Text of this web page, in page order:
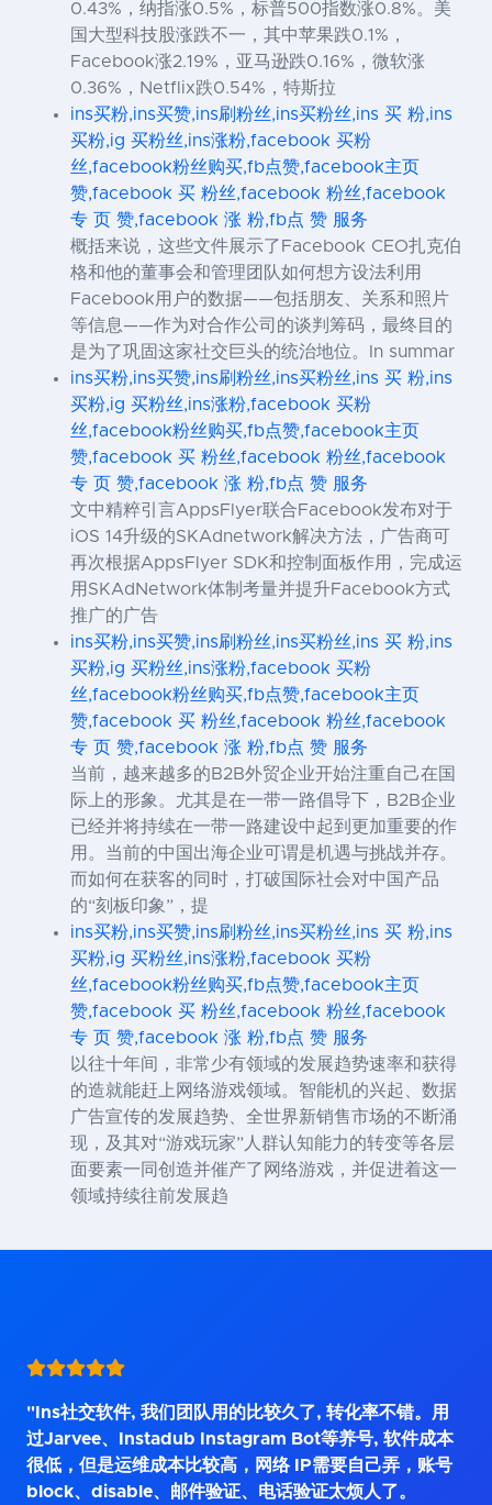
0.43%，纳指涨0.5%，标普500指数涨0.8%。美
国大型科技股涨跌不一，其中苹果跌0.1%，
Facebook涨2.19%，亚马逊跌0.16%，微软涨
0.36%，Netflix跌0.54%，特斯拉
ins买粉,ins买赞,ins刷粉丝,ins买粉丝,ins 买 粉,ins
买粉,ig 买粉丝,ins涨粉,facebook 买粉
丝,facebook粉丝购买,fb点赞,facebook主页
赞,facebook 买 粉丝,facebook 粉丝,facebook
专 页 赞,facebook 涨 粉,fb点 赞 服务
概括来说，这些文件展示了Facebook CEO扎克伯
格和他的董事会和管理团队如何想方设法利用
Facebook用户的数据——包括朋友、关系和照片
等信息——作为对合作公司的谈判筹码，最终目的
是为了巩固这家社交巨头的统治地位。In summar
ins买粉,ins买赞,ins刷粉丝,ins买粉丝,ins 买 粉,ins
买粉,ig 买粉丝,ins涨粉,facebook 买粉
丝,facebook粉丝购买,fb点赞,facebook主页
赞,facebook 买 粉丝,facebook 粉丝,facebook
专 页 赞,facebook 涨 粉,fb点 赞 服务
文中精粹引言AppsFlyer联合Facebook发布对于
iOS 14升级的SKAdnetwork解决方法，广告商可
再次根据AppsFlyer SDK和控制面板作用，完成运
用SKAdNetwork体制考量并提升Facebook方式
推广的广告
ins买粉,ins买赞,ins刷粉丝,ins买粉丝,ins 买 粉,ins
买粉,ig 买粉丝,ins涨粉,facebook 买粉
丝,facebook粉丝购买,fb点赞,facebook主页
赞,facebook 买 粉丝,facebook 粉丝,facebook
专 页 赞,facebook 涨 粉,fb点 赞 服务
当前，越来越多的B2B外贸企业开始注重自己在国
际上的形象。尤其是在一带一路倡导下，B2B企业
已经并将持续在一带一路建设中起到更加重要的作
用。当前的中国出海企业可谓是机遇与挑战并存。
而如何在获客的同时，打破国际社会对中国产品
的“刻板印象”，提
ins买粉,ins买赞,ins刷粉丝,ins买粉丝,ins 买 粉,ins
买粉,ig 买粉丝,ins涨粉,facebook 买粉
丝,facebook粉丝购买,fb点赞,facebook主页
赞,facebook 买 粉丝,facebook 粉丝,facebook
专 页 赞,facebook 涨 粉,fb点 赞 服务
以往十年间，非常少有领域的发展趋势速率和获得
的造就能赶上网络游戏领域。智能机的兴起、数据
广告宣传的发展趋势、全世界新销售市场的不断涌
现，及其对“游戏玩家”人群认知能力的转变等各层
面要素一同创造并催产了网络游戏，并促进着这一
领域持续往前发展趋
"Ins社交软件, 我们团队用的比较久了, 转化率不错。用
过Jarvee、Instadub Instagram Bot等养号, 软件成本
很低，但是运维成本比较高，网络 IP需要自己弄，账号
block、disable、邮件验证、电话验证太烦人了。